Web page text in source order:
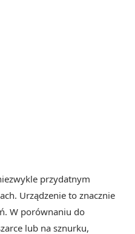
przydatnym
Urządzenie to znacznie
W porównaniu do
lub na sznurku,